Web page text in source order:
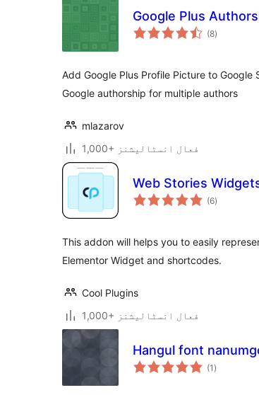
Google Plus
(8مجموعی
درجہ
)
Add Google Plus Profile Picture to Google
Google authorship for multiple authors
mlazarov
1,000+ فعال انسٹالیشنز
Web Stories
(6مجموعی
درجہ
)
This addon will helps you to easily
Elementor Widget and shortcodes.
Cool Plugins
1,000+ فعال انسٹالیشنز
Hangul font
(1 مجموعی
درجہ
)